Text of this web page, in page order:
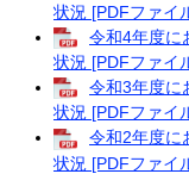
状況 [PDFファイ
令和4年度に
状況 [PDFファイ
令和3年度に
状況 [PDFファイ
令和2年度に
状況 [PDFファイ